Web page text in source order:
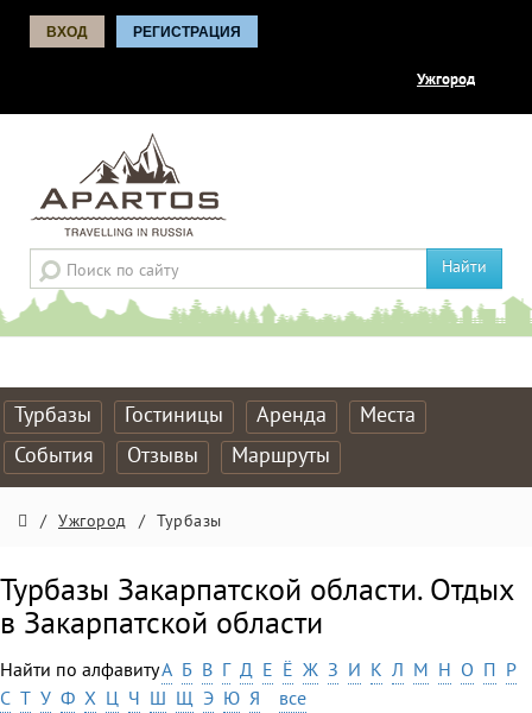
ВХОД РЕГИСТРАЦИЯ
Ужгород
Найти
Турбазы Гостиницы Аренда
Места
События
Отзывы Маршруты
/ Ужгород / Турбазы
Турбазы Закарпатской области. Отдых
в Закарпатской области
Найти по алфавитуА Б В Г Д Е Ё Ж З И К Л М Н О П Р
С Т У Ф Х Ц Ч Ш Щ Э Ю Я все